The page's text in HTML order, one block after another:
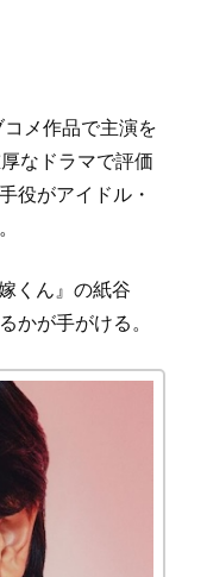
メ作品で主演を
なドラマで評価
役がアイドル・
くん』の紙谷
かが手がける。